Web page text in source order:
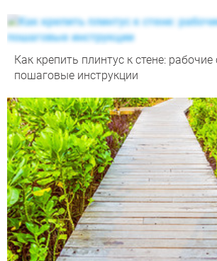
Как крепить плинтус к стене:
пошаговые инструкции